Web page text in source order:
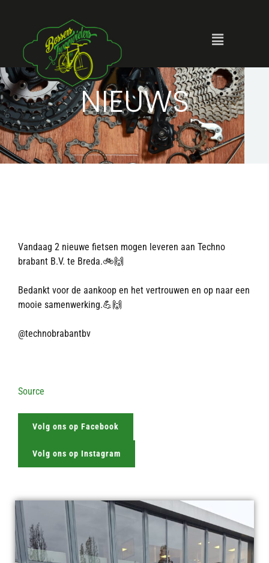
NIEUWS
Vandaag 2 nieuwe fietsen mogen leveren aan Techno
brabant B.V. te Breda.🚲🙌
Bedankt voor de aankoop en het vertrouwen en op naar een
mooie samenwerking.💪🙌
@technobrabantbv
Source
Volg ons op Facebook
Volg ons op Instagram